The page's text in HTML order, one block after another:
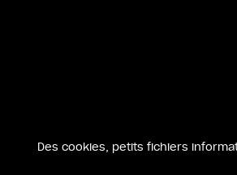
Des cookies, petits fichiers